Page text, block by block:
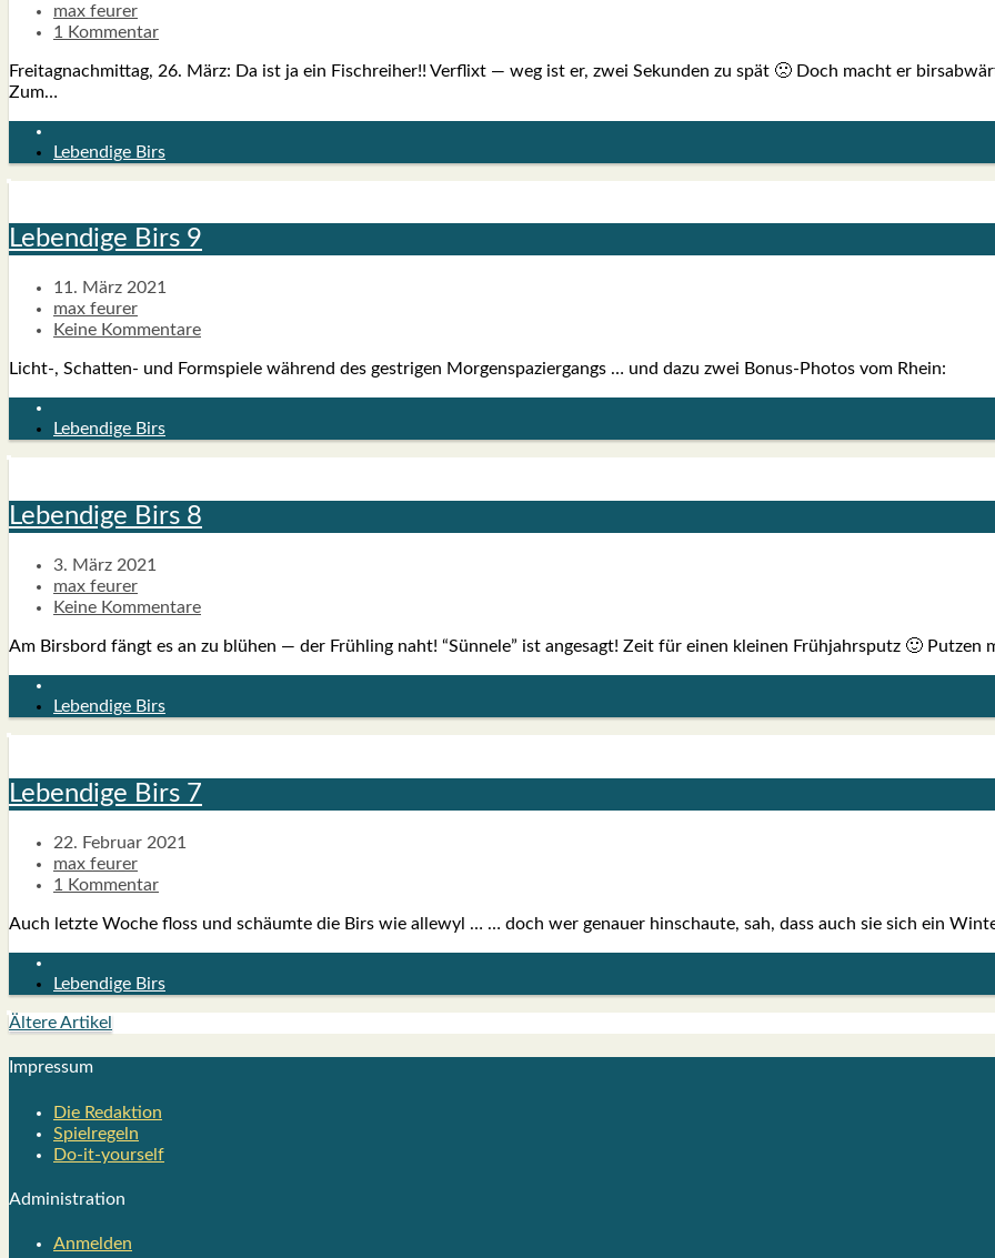
max feurer
1 Kommentar
Frei­tag­nach­mit­tag, 26. März: Da ist ja ein Fisch­rei­her!! Ver­flixt — weg ist er, zwei Sekun­den zu spät 🙁 Doch macht er
Zum…
Lebendige Birs
Leben­di­ge Birs 9
11. März 2021
max feurer
Keine Kommentare
Licht‑, Scha­t­­ten- und Form­spie­le wäh­rend des gest­ri­gen Mor­gen­spa­zier­gangs … und dazu zwei Bonus-Pho­­tos vom Rhein:
Lebendige Birs
Leben­di­ge Birs 8
3. März 2021
max feurer
Keine Kommentare
Am Birs­bord fängt es an zu blü­hen — der Früh­ling naht! “Sün­ne­le” ist ange­sagt! Zeit für einen klei­nen Früh­jahrs­putz 🙂
Lebendige Birs
Leben­di­ge Birs 7
22. Februar 2021
max feurer
1 Kommentar
Auch letz­te Woche floss und schäum­te die Birs wie alle­wyl … … doch wer genau­er hin­schau­te, sah, dass auch sie sich ein
Lebendige Birs
Ältere Artikel
Impres­sum
Die Redak­ti­on
Spiel­re­geln
Do-it-your­s­elf
Admi­nis­tra­ti­on
Anmelden